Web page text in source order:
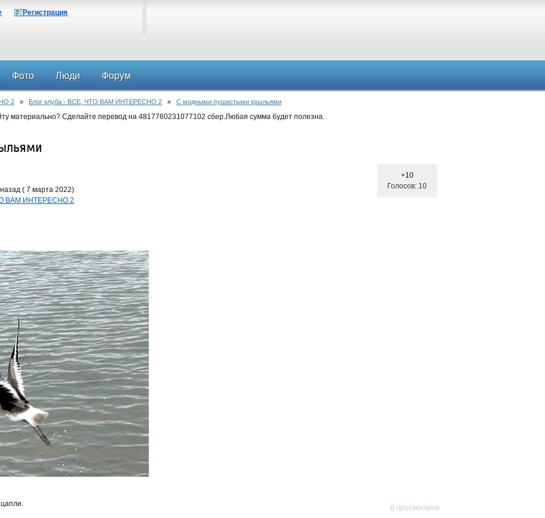
Регистрация
Фото Люди Форум
2 » Блог клуба - ВСЕ, ЧТО ВАМ ИНТЕРЕСНО 2 » С модными пушистыми крыльями
материально? Сделайте перевод на 4817760231077102 сбер.Любая сумма будет полезна.
( 7 марта 2022)
ВАМ ИНТЕРЕСНО 2
+10
Голосов: 10
0 просмотров